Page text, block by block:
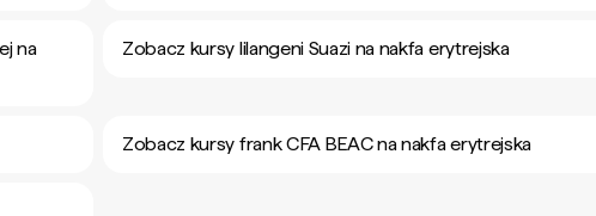
na
Zobacz kursy lilangeni Suazi na nakfa erytrejska
Zobacz kursy frank CFA BEAC na nakfa erytrejska